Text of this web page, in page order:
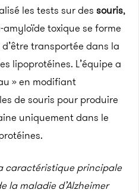
les tests sur des souris,
toxique se forme
transportée dans la
lipoprotéines. L’équipe a
» en modifiant
de souris pour produire
uniquement dans le
caractéristique principale
la maladie d’Alzheimer